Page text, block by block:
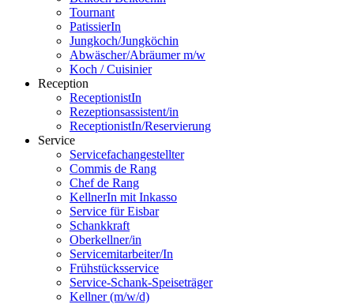
Tournant
PatissierIn
Jungkoch/Jungköchin
Abwäscher/Abräumer m/w
Koch / Cuisinier
Reception
ReceptionistIn
Rezeptionsassistent/in
ReceptionistIn/Reservierung
Service
Servicefachangestellter
Commis de Rang
Chef de Rang
KellnerIn mit Inkasso
Service für Eisbar
Schankkraft
Oberkellner/in
Servicemitarbeiter/In
Frühstücksservice
Service-Schank-Speiseträger
Kellner (m/w/d)